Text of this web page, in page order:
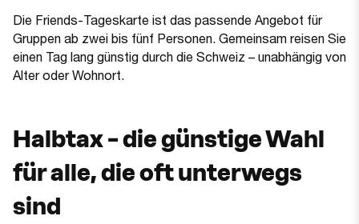
Die Friends-Tageskarte ist das passende Angebot für
Gruppen ab zwei bis fünf Personen. Gemeinsam reisen Sie
einen Tag lang günstig durch die Schweiz – unabhängig von
Alter oder Wohnort.
Halbtax – die günstige Wahl
für alle, die oft unterwegs
sind